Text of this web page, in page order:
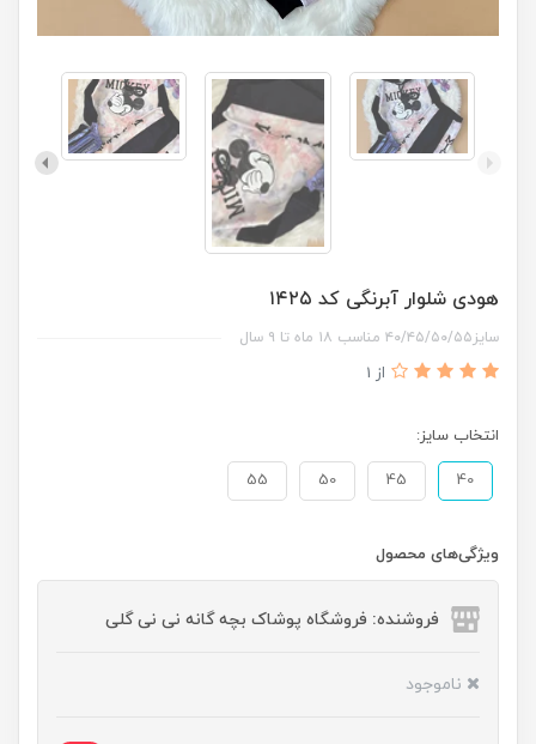
هودی شلوار آبرنگی کد ۱۴۲۵
سایز۴۰/۴۵/۵۰/۵۵ مناسب ۱۸ ماه تا ۹ سال
از 1
انتخاب سایز:
40
45
50
55
ویژگی‌های محصول
فروشنده: فروشگاه پوشاک بچه گانه نی نی گلی
ناموجود